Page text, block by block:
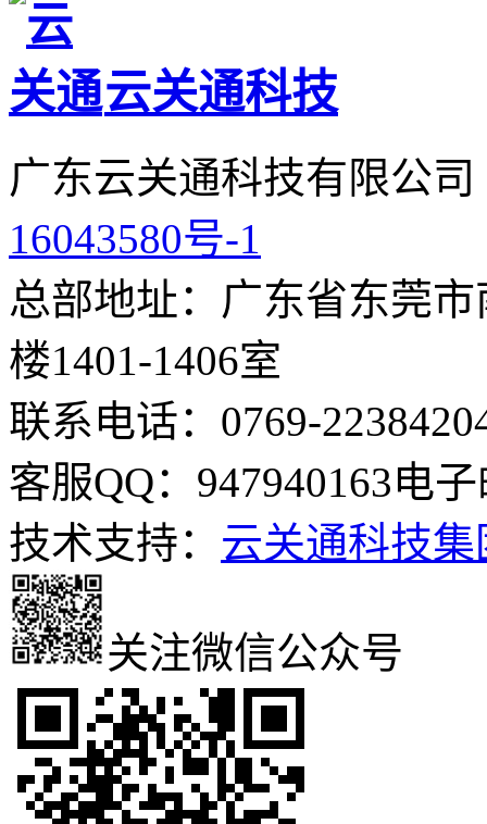
云关通科技
广东云关通科技有限公
16043580号-1
总部地址：广东省东莞
楼1401-1406室
联系电话：0769-
客服QQ：947940163电子
技术支持： 云关通科技集
关注微信公众号